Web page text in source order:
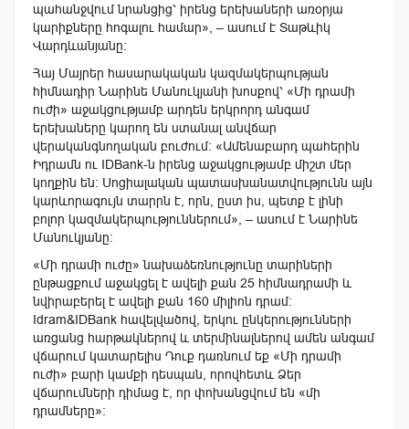
պահանջվում նրանցից՝ իրենց երեխաների առօրյա
կարիքները հոգալու համար», – ասում է Տաթևիկ
Վարդևանյանը։
Հայ Մայրեր հասարակական կազմակերպության
հիմնադիր Նարինե Մանուկյանի խոսքով՝ «Մի դրամի
ուժի» աջակցությամբ արդեն երկրորդ անգամ
երեխաները կարող են ստանալ անվճար
վերականգնողական բուժում։ «Ամենաբարդ պահերին
Իդրամն ու IDBank-ն իրենց աջակցությամբ միշտ մեր
կողքին են։ Սոցիալական պատասխանատվությունն այն
կարևորագույն տարրն է, որն, ըստ իս, պետք է լինի
բոլոր կազմակերպություններում», – ասում է Նարինե
Մանուկյանը։
«Մի դրամի ուժը» նախաձեռնությունը տարիների
ընթացքում աջակցել է ավելի քան 25 հիմնադրամի և
նվիրաբերել է ավելի քան 160 միլիոն դրամ։
Idram&IDBank հավելվածով, երկու ընկերությունների
առցանց հարթակներով և տերմինալներով ամեն անգամ
վճարում կատարելիս Դուք դառնում եք «Մի դրամի
ուժի» բարի կամքի դեսպան, որովհետև Ձեր
վճարումների դիմաց է, որ փոխանցվում են «մի
դրամները»։